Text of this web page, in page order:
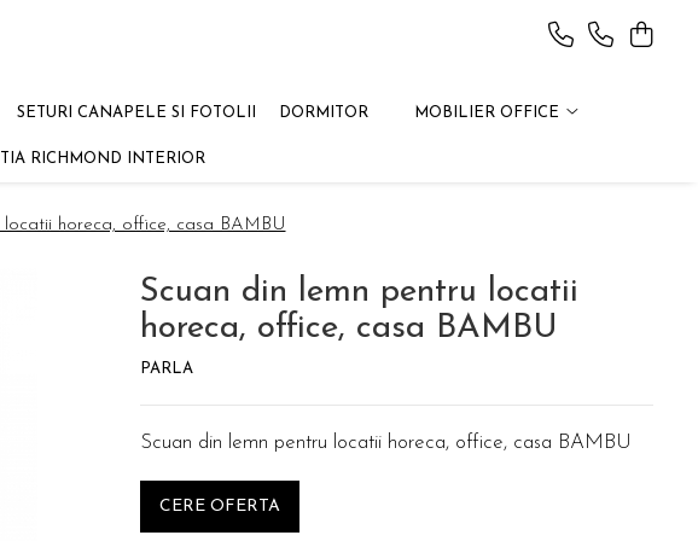
SETURI CANAPELE SI FOTOLII DORMITOR MOBILIER OFFICE
RICHMOND INTERIOR
locatii horeca, office, casa BAMBU
Scuan din lemn pentru locatii
horeca, office, casa BAMBU
PARLA
Scuan din lemn pentru locatii horeca, office, casa BAMBU
CERE OFERTA